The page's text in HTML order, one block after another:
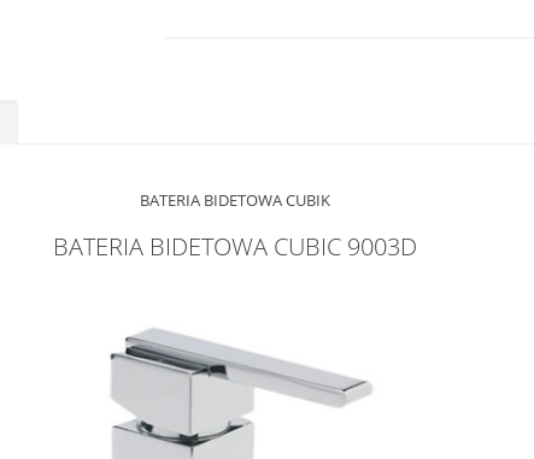
BATERIA BIDETOWA CUBIK
BATERIA BIDETOWA CUBIC 9003D